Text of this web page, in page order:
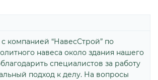
компанией “НавесСтрой” по
навеса около здания нашего
специалистов за работу
подход к делу. На вопросы